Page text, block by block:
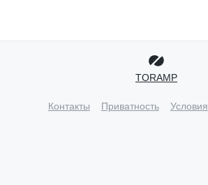
TORAMP
Контакты Приватность Условия